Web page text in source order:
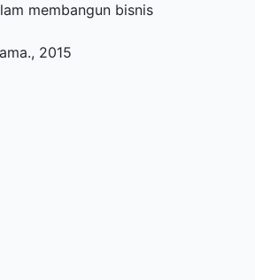
membangun bisnis
., 2015